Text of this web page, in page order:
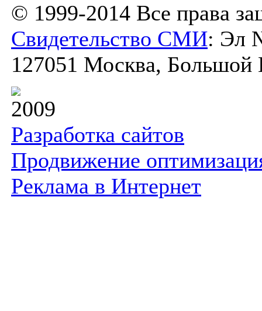
© 1999-2014 Все права
Свидетельство СМИ: Эл
127051 Москва, Большой
2009
Разработка сайтов
Продвижение
Реклама в Интернет